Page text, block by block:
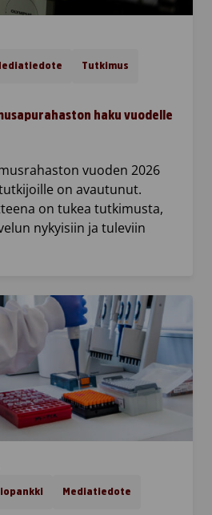
Tutkimus
haku vuodelle
vuoden 2026
on avautunut.
on tukea tutkimusta,
nykyisiin ja tuleviin
Mediatiedote